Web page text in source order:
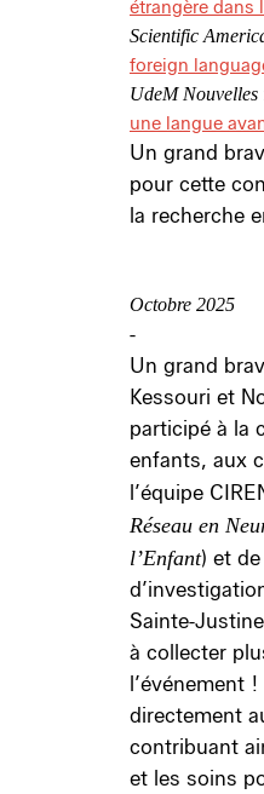
étrangère dans
Scientific
foreign
UdeM Nouvelles
une langue
Un grand
pour cette
la recherche
Octobre 2025
-
Un grand
Kessouri et
participé à la
enfants, aux
l’équipe
Réseau en
l’Enfant) et
Sainte-
à collecter
l’événement
directement
contribuant
et les soins